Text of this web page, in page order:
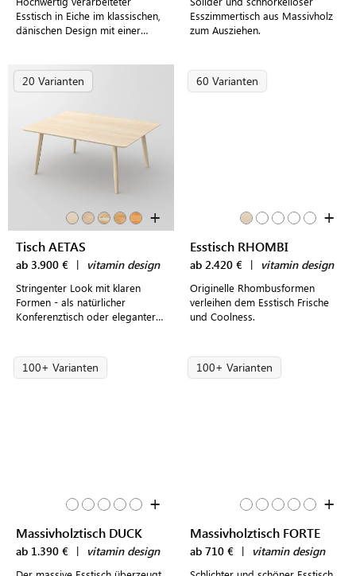
Esstisch in Eiche im klassischen,
dänischen Design mit einer
Esszimmertisch aus Massivholz
zum Ausziehen.
20 Varianten
+
Tisch AETAS
ab 3.900 € | vitamin design
Stringenter Look mit klaren
Formen - als natürlicher
Konferenztisch oder eleganter
60 Varianten
+
Esstisch RHOMBI
ab 2.420 € | vitamin design
Originelle Rhombusformen
verleihen dem Esstisch Frische
und Coolness.
100+ Varianten
+
Massivholztisch DUCK
ab 1.390 € | vitamin design
100+ Varianten
+
Massivholztisch FORTE
ab 710 € | vitamin design